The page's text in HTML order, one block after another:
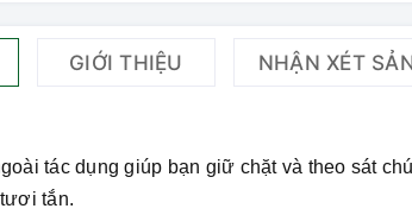
GIỚI THIỆU NHẬN XÉT
tác dụng giúp bạn giữ chặt và theo sát
tắn.